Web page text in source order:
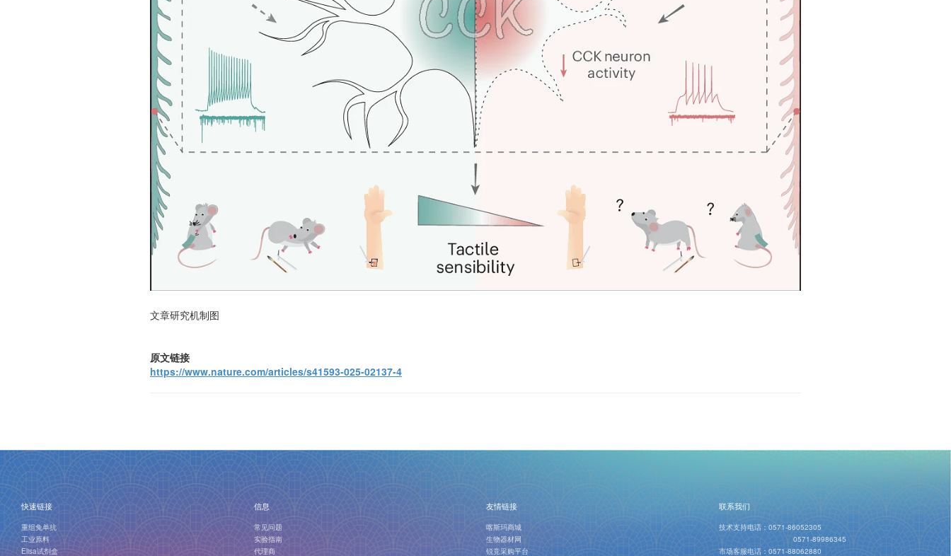
文章研究机制图
原文链接
https://www.nature.com/articles/s41593-025-02137-4
快速链接
重组兔单抗
工业原料
Elisa试剂盒
信息
常见问题
实验指南
代理商
友情链接
喀斯玛商城
生物器材网
锐竞采购平台
联系我们
技术支持电话： 0571-86052305
0571-89986345
市场客服电话： 0571-88062880